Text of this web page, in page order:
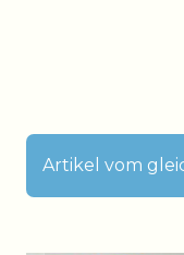
Artikel vom